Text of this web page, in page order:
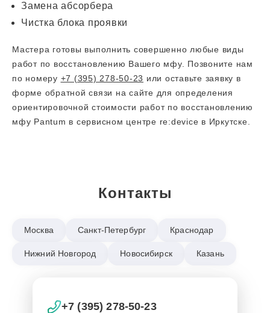
Замена абсорбера
Чистка блока проявки
Мастера готовы выполнить совершенно любые виды
работ по восстановлению Вашего мфу. Позвоните нам
по номеру +7 (395) 278-50-23 или оставьте заявку в
форме обратной связи на сайте для определения
ориентировочной стоимости работ по восстановлению
мфу Pantum в сервисном центре re:device в Иркутске.
Контакты
Москва Санкт-Петербург Краснодар
Нижний Новгород Новосибирск Казань
+7 (395) 278-50-23